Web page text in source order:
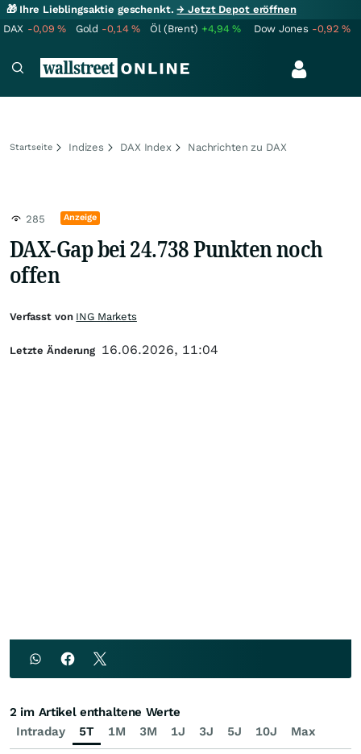
🎁 Ihre Lieblingsaktie geschenkt.→ Jetzt Depot eröffnen
DAX -0,09% Gold -0,14% Öl (Brent) +4,94% Dow Jones -0,92%
Startseite Indizes DAX Index Nachrichten zu DAX
285 Anzeige
DAX-Gap bei 24.738 Punkten noch
offen
Verfasst von ING Markets
Letzte Änderung 16.06.2026, 11:04
Intraday 5T 1M 3M 1J 3J 5J 10J Max
2 im Artikel enthaltene Werte